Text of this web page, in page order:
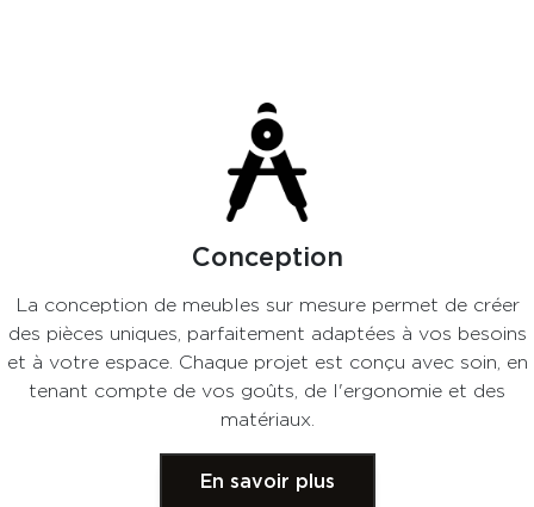
Conception
La conception de meubles sur mesure permet de créer
des pièces uniques, parfaitement adaptées à vos besoins
et à votre espace. Chaque projet est conçu avec soin, en
tenant compte de vos goûts, de l'ergonomie et des
matériaux.
En savoir plus